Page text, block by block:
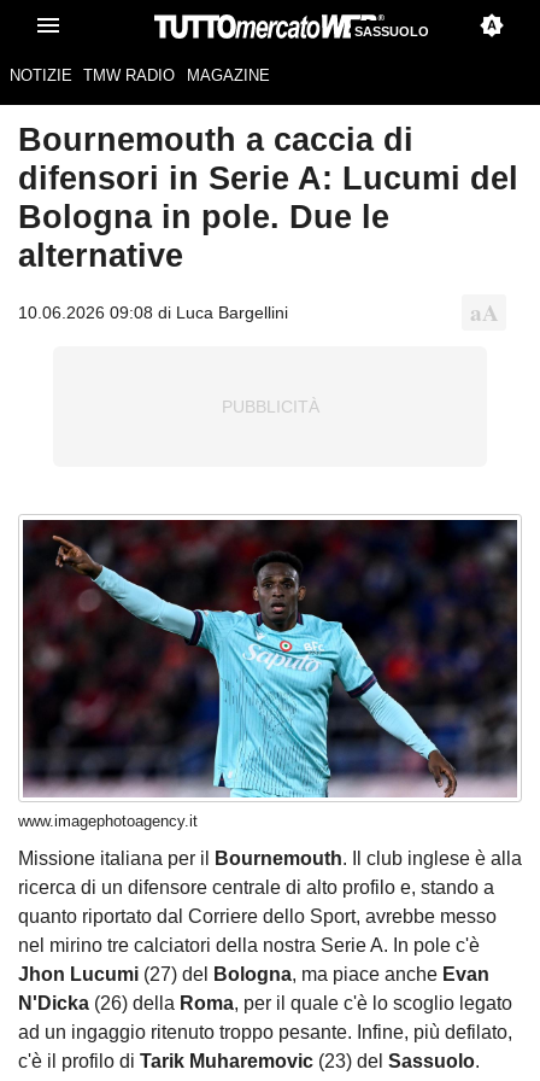
SASSUOLO
NOTIZIE TMW RADIO MAGAZINE
Bournemouth a caccia di
difensori in Serie A: Lucumi del
Bologna in pole. Due le
alternative
10.06.2026 09:08 di Luca Bargellini
www.imagephotoagency.it
Missione italiana per il Bournemouth. Il club inglese è alla
ricerca di un difensore centrale di alto profilo e, stando a
quanto riportato dal Corriere dello Sport, avrebbe messo
nel mirino tre calciatori della nostra Serie A. In pole c'è
Jhon Lucumi (27) del Bologna, ma piace anche Evan
N'Dicka (26) della Roma, per il quale c'è lo scoglio legato
ad un ingaggio ritenuto troppo pesante. Infine, più defilato,
c'è il profilo di Tarik Muharemovic (23) del Sassuolo.